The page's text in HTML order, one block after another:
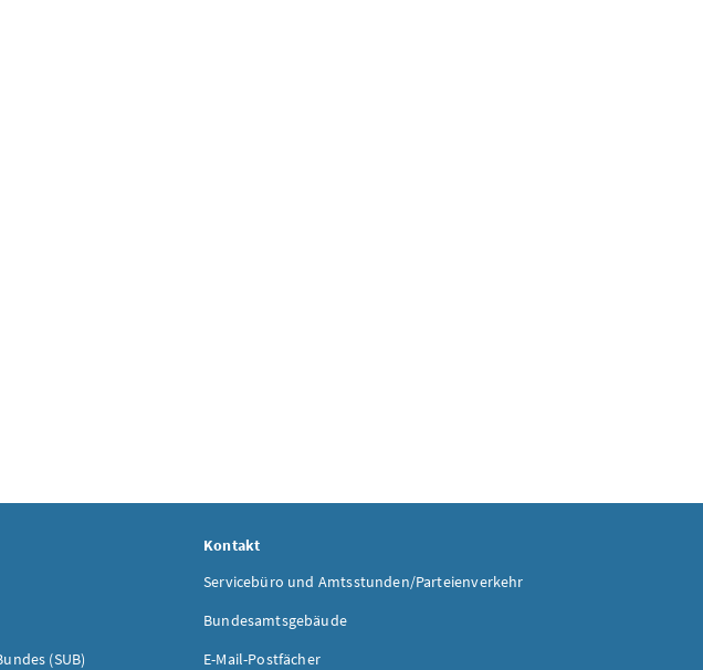
(SUB)
Kontakt
Servicebüro und Amtsstunden/Parteienverkehr
Bundesamtsgebäude
E-Mail-Postfächer